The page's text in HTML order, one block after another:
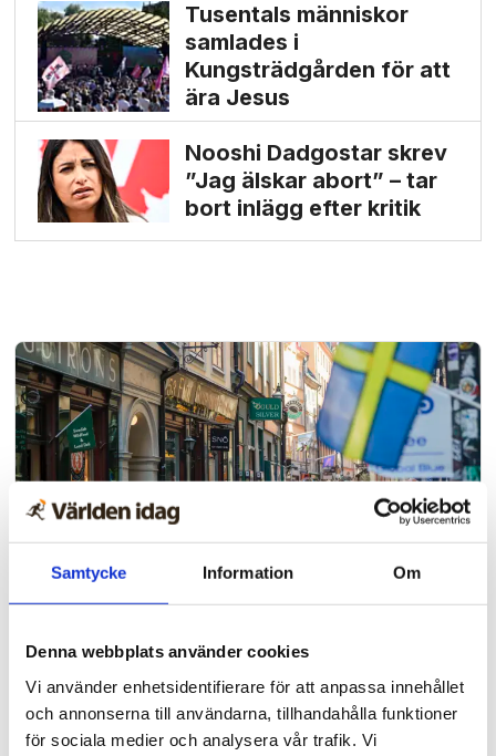
Samtycke Information Om
Denna webbplats använder cookies
Vi använder enhetsidentifierare för att anpassa innehållet
och annonserna till användarna, tillhandahålla funktioner
för sociala medier och analysera vår trafik. Vi
Tusentals människor
samlades i
Kungsträdgården för att
ära Jesus
Nooshi Dadgostar skrev
”Jag älskar abort” – tar
bort inlägg efter kritik
Evangeliet spreds i
Stockholm i helgen – runt 60
tog emot Jesus